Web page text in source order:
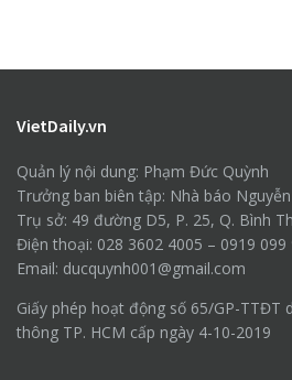
VietDaily.vn
Quản lý nội dung: Phạm Đức Quỳnh
Trưởng ban biên tập: Nhà báo
Trụ sở: 49 đường D5, P. 25, Q. Bình
Điện thoại: 028 3602 4005 – 0919 099
Email: ducquynh001@gmail.com
Giấy phép hoạt động số 65/GP-TTĐT
thông TP. HCM cấp ngày 4-10-2019